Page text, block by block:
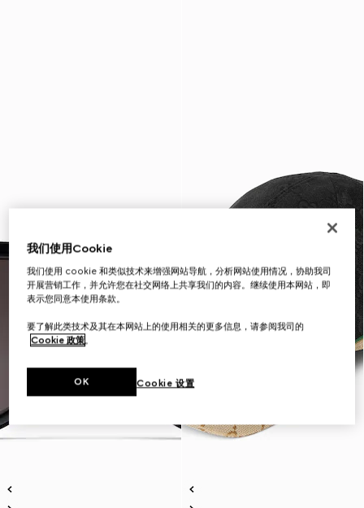
我们使用Cookie
我们使用 cookie 和类似技术来增强网站导航，分析网站使用情况，协助我司
开展营销工作，并允许您在社交网络上共享我们的内容。继续使用本网站，即
表示您同意本使用条款。
要了解此类技术及其在本网站上的使用相关的更多信息，请参阅我司的
Cookie 政策。
Cookie 设置
OK